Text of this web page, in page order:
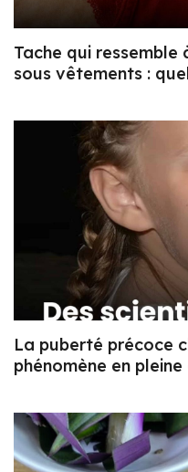
Tache qui ressemble
sous vêtements :
La puberté précoce
phénomène en